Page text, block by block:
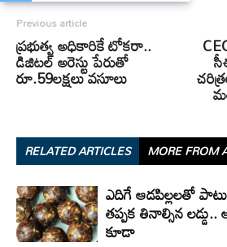
Previous article
ప్రభుత్వ అధికారికే టోకరా..
డిజిటల్‌ అరెస్టు పేరుతో
రూ.59లక్షలు వసూలు
RELATED ARTICLES MORE FROM
ఎదిగే ఆడపిల్లలతో
తప్పక తినాల్సిన
కూడా